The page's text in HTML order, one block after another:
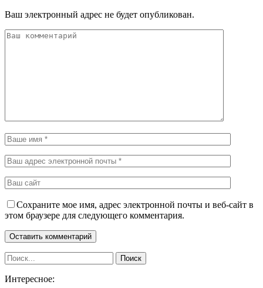
Ваш электронный адрес не будет опубликован.
Сохраните мое имя, адрес электронной почты и веб-сайт в
этом браузере для следующего комментария.
Интересное: